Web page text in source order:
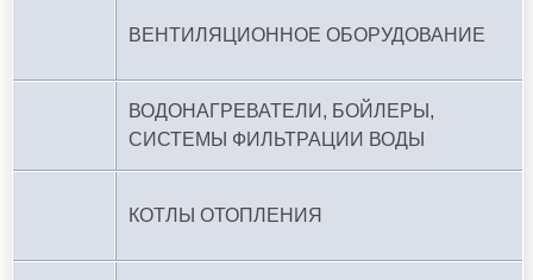
ВЕНТИЛЯЦИОННОЕ ОБОРУДОВАНИЕ
ВОДОНАГРЕВАТЕЛИ, БОЙЛЕРЫ,
СИСТЕМЫ ФИЛЬТРАЦИИ ВОДЫ
КОТЛЫ ОТОПЛЕНИЯ